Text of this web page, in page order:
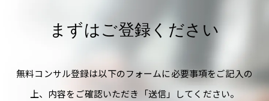
まずはご登録ください
無料コンサル登録は以下のフォームに必要事項をご記入の
上、内容をご確認いただき「送信」してください。